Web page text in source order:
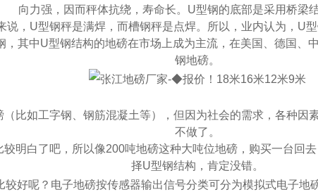
向力强，因而秤体抗绕，寿命长。 U型钢的底部是采用桥梁
说， U型钢秤是满焊，而槽钢秤是点焊。所以，业内认为， U
，其中U型钢结构的地磅在市场上成为主流，在美国、德国、
钢地磅。
比如工字钢、钢筋混凝土等），但因为社会的需求，各种因
不做了。
明白了吧，所以像200吨地磅这种大吨位地磅，购买一台回
择U型钢结构，肯定没错。
较好呢？电子地磅按传感器输出信号分类可分为模拟式电子地